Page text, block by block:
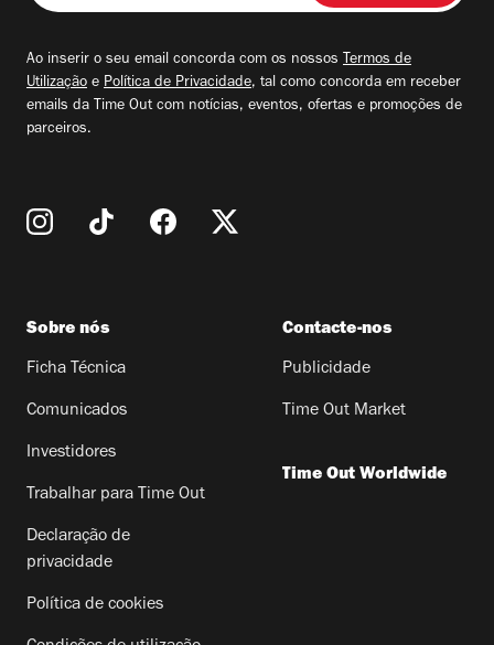
seu
Ao inserir o seu email concorda com os nossos Termos de
Utilização e Política de Privacidade, tal como concorda em receber
emails da Time Out com notícias, eventos, ofertas e promoções de
parceiros.
Sobre nós
Ficha Técnica
Comunicados
Investidores
Trabalhar para Time Out
Declaração de
privacidade
Política de cookies
Contacte-nos
Publicidade
Time Out Market
Time Out Worldwide